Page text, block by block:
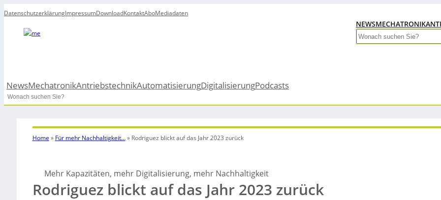
DatenschutzerklärungImpressumDownloadKontaktAboMediadaten
NEWSMECHATRONIK
Search
NewsMechatronikAntriebstechnikAutomatisierungDigitalisierungPodcasts
Search
Home » Für mehr Nachhaltigkeit…» Rodriguez blickt auf das Jahr 2023 zurück
Mehr Kapazitäten, mehr Digitalisierung, mehr Nachhaltigkeit
Rodriguez blickt auf das Jahr 2023 zurück